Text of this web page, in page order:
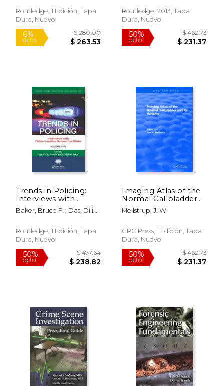
dcto. $ 263.53 dcto.
6%
dcto. $ 191.06
50%
dcto. $
Classroom (en Inglés)
Routledge, 1 Edición, Tapa
Dura, Nuevo
Inglés)
Routledge, 2013, Tapa
Dura, Nuevo
Trends in Policing:
Interviews with
Police Leaders Across
the Globe, Volume
Baker, Bruce F. ; Das, Dilip
Routledge, 1 Edición, Tapa
Dura, Nuevo
Imaging Atlas of the
Normal Gallbladder
and Its Variants (en
Inglés)
Meilstrup, J. W.
CRC Press, 1 Edición, Tapa
Dura, Nuevo